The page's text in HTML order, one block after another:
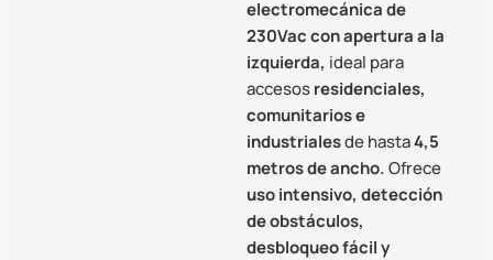
electromecánica de
230Vac con apertura a la
izquierda, ideal para
accesosresidenciales,
comunitarios e
industrialesde hasta4,5
metros de ancho.Ofrece
uso intensivo, detección
de obstáculos,
desbloqueo fácil y